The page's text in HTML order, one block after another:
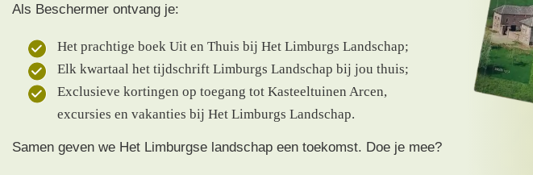
Als Beschermer ontvang je:
Het prachtige boek Uit en Thuis bij Het Limburgs Landschap;
Elk kwartaal het tijdschrift Limburgs Landschap bij jou thuis;
Exclusieve kortingen op toegang tot Kasteeltuinen Arcen,
excursies en vakanties bij Het Limburgs Landschap.
Samen geven we Het Limburgse landschap een toekomst. Doe je mee?